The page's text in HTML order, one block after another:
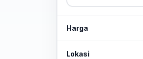
Harga
Lokasi